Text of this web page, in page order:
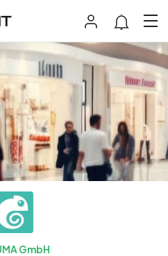
GmbH